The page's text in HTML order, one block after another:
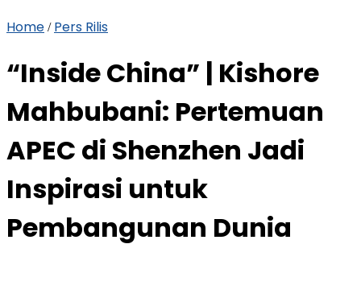
Home / Pers Rilis
“Inside China” | Kishore
Mahbubani: Pertemuan
APEC di Shenzhen Jadi
Inspirasi untuk
Pembangunan Dunia